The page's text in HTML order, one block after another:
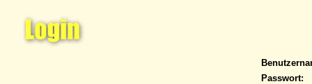
Passwort: